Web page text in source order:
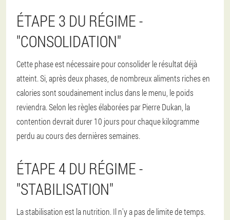
ÉTAPE 3 DU RÉGIME -
"CONSOLIDATION"
Cette phase est nécessaire pour consolider le résultat déjà
atteint. Si, après deux phases, de nombreux aliments riches en
calories sont soudainement inclus dans le menu, le poids
reviendra. Selon les règles élaborées par Pierre Dukan, la
contention devrait durer 10 jours pour chaque kilogramme
perdu au cours des dernières semaines.
ÉTAPE 4 DU RÉGIME -
"STABILISATION"
La stabilisation est la nutrition. Il n'y a pas de limite de temps.